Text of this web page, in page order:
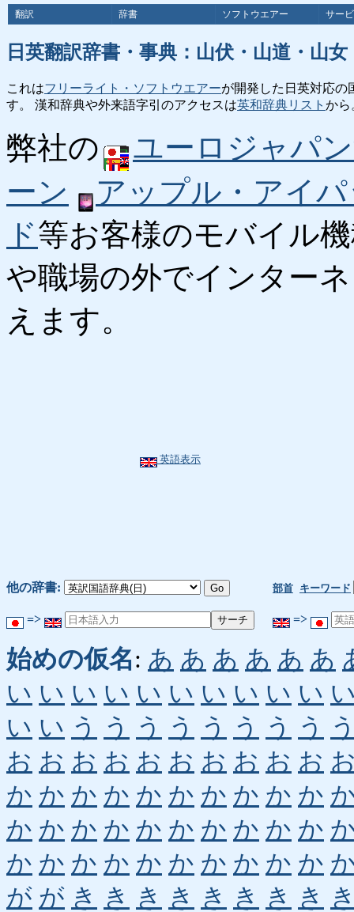
翻訳 辞書 ソフトウエアー サー
日英翻訳辞書・事典：山伏・山道・山
これはフリーライト・ソフトウエアーが開発した日英対応の
す。 漢和辞典や外来語字引のアクセスは英和辞典リスト から
弊社の
ユーロジャパ
ーン
アップル・アイ
ド等お客様のモバイル
や職場の外でインター
えます。
英語表示
他の辞書: 部首 キーワード
=> =>
始めの仮名: あ あ あ あ あ あ
い い い い い い い い い い
い い う う う う う う う う
お お お お お お お お お お
か か か か か か か か か か
か か か か か か か か か か
か か か か か か か か か か
が が き き き き き き き き